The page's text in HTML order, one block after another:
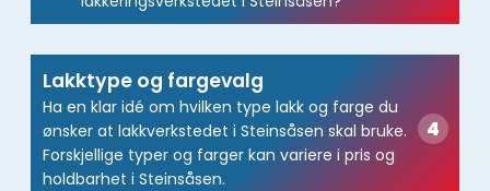
Lakktype og fargevalg
Ha en klar idé om hvilken type lakk og farge du
ønsker at lakkverkstedet i Steinsåsen skal bruke.
Forskjellige typer og farger kan variere i pris og
holdbarhet i Steinsåsen.